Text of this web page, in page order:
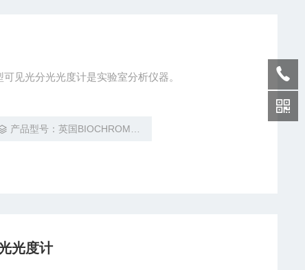
见光分光光度计是实验室分析仪器。
产品型号：英国BIOCHROM拜尔控 Libra S5/S5H
光度计